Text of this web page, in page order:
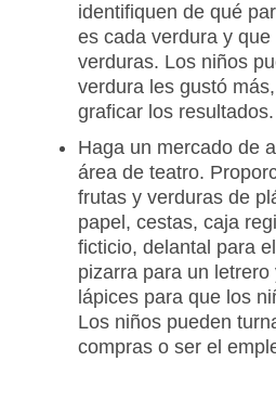
identifiquen de qué
es cada verdura y
verduras. Los niños
verdura les gustó
graficar los resultados.
Haga un mercado de
área de teatro.
frutas y verduras de
papel, cestas, caja
ficticio, delantal para
pizarra para un
lápices para que los
Los niños pueden
compras o ser el